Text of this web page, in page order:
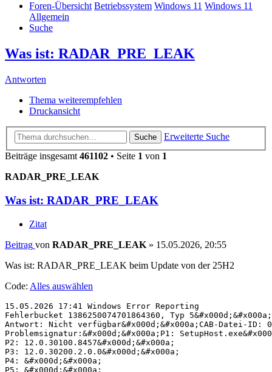
Foren-Übersicht Betriebssystem Windows 11 Windows 11
Allgemein
Suche
Was ist: RADAR_PRE_LEAK
Antworten
Thema weiterempfehlen
Druckansicht
Suche
Erweiterte Suche
Beiträge insgesamt461102 • Seite 1 von 1
RADAR_PRE_LEAK
Was ist: RADAR_PRE_LEAK
Zitat
Beitrag von RADAR_PRE_LEAK » 15.05.2026, 20:55
Was ist: RADAR_PRE_LEAK beim Update von der 25H2
Code: Alles auswählen
15.05.2026 17:41 Windows Error Reporting
Fehlerbucket 1386250074701864360, Typ
Antwort: Nicht verfügbar&#x000d;&#x000a;CAB-Datei-ID:
Problemsignatur:&#x000d;&#x000a;P1:
P2: 12.0.30100.8457&#x000d;&#x000a;
P3: 12.0.30200.2.0.0&#x000d;&#x000a;
P4: &#x000d;&#x000a;
P5: &#x000d;&#x000a;